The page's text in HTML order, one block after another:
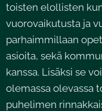
toisten elollisten
vuorovaikutusta ja
parhaimmillaan
asioita, sekä
kanssa. Lisäksi se
olemassa olevassa
puhelimen